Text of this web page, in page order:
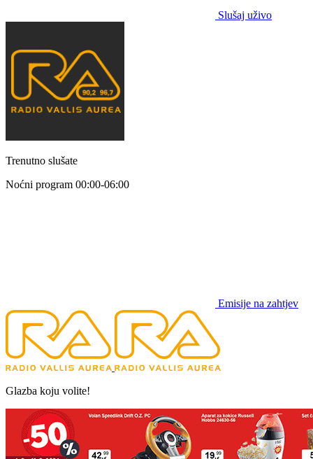
Slušaj uživo
Trenutno slušate
Noćni program 00:00-06:00
Emisije na zahtjev
Glazba koju volite!